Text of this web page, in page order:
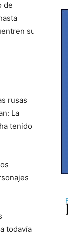
de
su
rusas
La
tenido
todavía